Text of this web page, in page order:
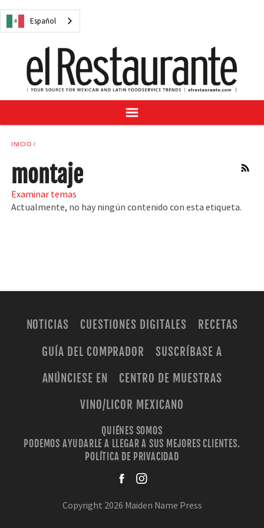
Español
NOTICIAS
RECETAS
GUÍA DEL COMPRADOR
SUSCRÍBASE A
CENTRO DE MUESTRAS
VINO/LICOR MEXICANO
INICIO
RSS
montaje
Examinar temas
Actualmente, no hay ningún contenido con esta etiqueta.
NOTICIAS CUESTIONES DIGITALES
RECETAS
GUÍA DEL COMPRADOR
SUSCRÍBASE A
ANÚNCIESE EN
CENTRO DE MUESTRAS
VINO/LICOR MEXICANO
QUIÉNES SOMOS
PODEMOS AYUDARLE A LLEGAR A SUS MEJORES CLIENTES.
POLÍTICA DE PRIVACIDAD
Copyright 2026 Maiden Name Press